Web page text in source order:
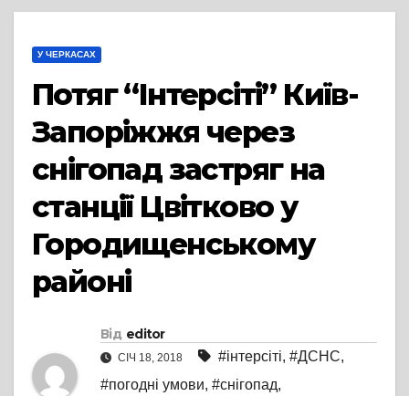
У ЧЕРКАСАХ
Потяг “Інтерсіті” Київ-
Запоріжжя через
снігопад застряг на
станції Цвітково у
Городищенському
районі
Від editor
СІЧ 18, 2018 #інтерсіті, #ДСНС,
#погодні умови, #снігопад,